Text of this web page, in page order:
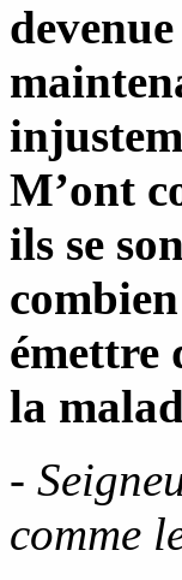
M’ont
ils se
émettre
la
-
comme